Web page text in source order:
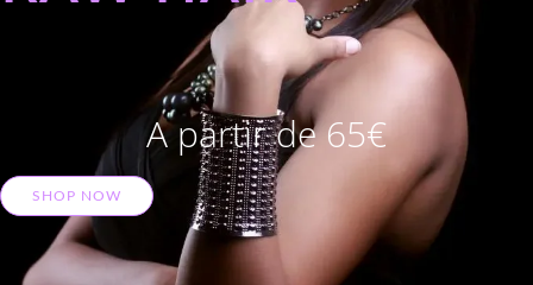
A partir de 65€
SHOP NOW